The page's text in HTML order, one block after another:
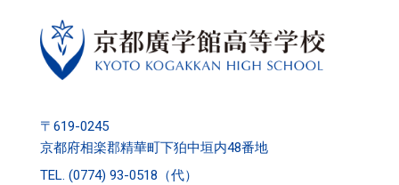
〒619-0245
京都府相楽郡精華町下狛中垣内48番地
TEL. (0774) 93-0518 （代）